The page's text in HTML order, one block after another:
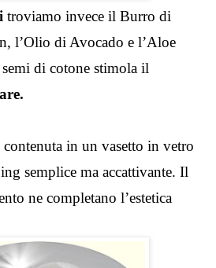
troviamo invece il Burro di
l’Olio di Avocado e l’Aloe
contenuta in un vasetto in vetro
semplice ma accattivante. Il
ne completano l’estetica